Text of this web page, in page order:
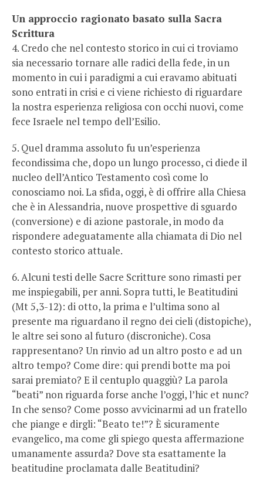
Un approccio ragionato basato sulla Sacra
Scrittura
4. Credo che nel contesto storico in cui ci troviamo
sia necessario tornare alle radici della fede, in un
momento in cui i paradigmi a cui eravamo abituati
sono entrati in crisi e ci viene richiesto di riguardare
la nostra esperienza religiosa con occhi nuovi, come
fece Israele nel tempo dell’Esilio.
5. Quel dramma assoluto fu un’esperienza
fecondissima che, dopo un lungo processo, ci diede il
nucleo dell’Antico Testamento così come lo
conosciamo noi. La sfida, oggi, è di offrire alla Chiesa
che è in Alessandria, nuove prospettive di sguardo
(conversione) e di azione pastorale, in modo da
rispondere adeguatamente alla chiamata di Dio nel
contesto storico attuale.
6. Alcuni testi delle Sacre Scritture sono rimasti per
me inspiegabili, per anni. Sopra tutti, le Beatitudini
(Mt 5,3-12): di otto, la prima e l’ultima sono al
presente ma riguardano il regno dei cieli (distopiche),
le altre sei sono al futuro (discroniche). Cosa
rappresentano? Un rinvio ad un altro posto e ad un
altro tempo? Come dire: qui prendi botte ma poi
sarai premiato? E il centuplo quaggiù? La parola
“beati” non riguarda forse anche l’oggi, l’hic et nunc?
In che senso? Come posso avvicinarmi ad un fratello
che piange e dirgli: “Beato te!”? È sicuramente
evangelico, ma come gli spiego questa affermazione
umanamente assurda? Dove sta esattamente la
beatitudine proclamata dalle Beatitudini?